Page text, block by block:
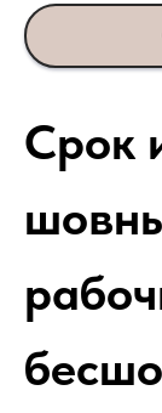
Срок